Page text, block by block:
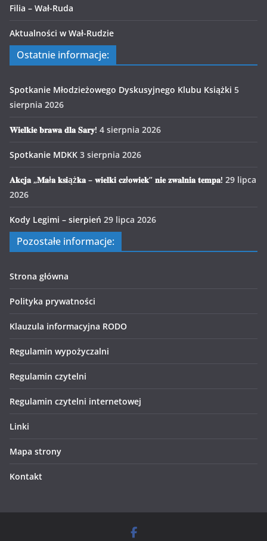
Filia – Wał-Ruda
Aktualności w Wał-Rudzie
Ostatnie informacje:
Spotkanie Młodzieżowego Dyskusyjnego Klubu Książki 5
sierpnia 2026
𝐖𝐢𝐞𝐥𝐤𝐢𝐞 𝐛𝐫𝐚𝐰𝐚 𝐝𝐥𝐚 𝐒𝐚𝐫𝐲! 4 sierpnia 2026
Spotkanie MDKK 3 sierpnia 2026
𝐀𝐤𝐜𝐣𝐚 „𝐌𝐚ł𝐚 𝐤𝐬𝐢ąż𝐤𝐚 – 𝐰𝐢𝐞𝐥𝐤𝐢 𝐜𝐳ł𝐨𝐰𝐢𝐞𝐤” 𝐧𝐢𝐞 𝐳𝐰𝐚𝐥𝐧𝐢𝐚 𝐭𝐞𝐦𝐩𝐚! 29 lipca
2026
Kody Legimi – sierpień 29 lipca 2026
Pozostałe informacje:
Strona główna
Polityka prywatności
Klauzula informacyjna RODO
Regulamin wypożyczalni
Regulamin czytelni
Regulamin czytelni internetowej
Linki
Mapa strony
Kontakt